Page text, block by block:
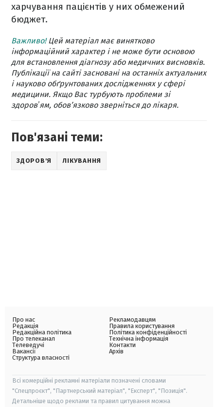
харчування пацієнтів у них обмежений
бюджет.
Важливо!Цей матеріал має винятково
інформаційний характер і не може бути основою
для встановлення діагнозу або медичних висновків.
Публікації на сайті засновані на останніх актуальних
і науково обґрунтованих дослідженнях у сфері
медицини. Якщо Вас турбують проблеми зі
здоровʼям, обов’язково зверніться до лікаря.
Пов'язані теми:
ЗДОРОВ'Я ЛІКУВАННЯ
Про нас
Редакція
Редакційна політика
Про телеканал
Телеведучі
Вакансії
Структура власності
Рекламодавцям
Правила користування
Політика конфіденційності
Технічна інформація
Контакти
Архів
Всі комерційні рекламні матеріали позначені словами
"Спецпроєкт", "Партнерський матеріал", "Експерт", "Позиція".
Детальніше щодо реклами та правил цитування можна